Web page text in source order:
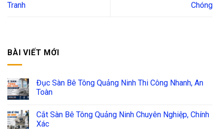
Tranh
Chóng
BÀI VIẾT MỚI
Đục Sàn Bê Tông Quảng Ninh Thi Công Nhanh, An
Toàn
Cắt Sàn Bê Tông Quảng Ninh Chuyên Nghiệp, Chính
Xác